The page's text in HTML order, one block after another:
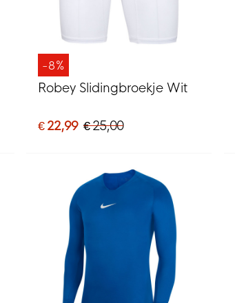
-8%
Robey Slidingbroekje Wit
€ 22,99 € 25,00